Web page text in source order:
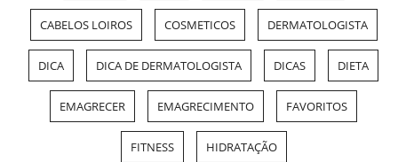
CABELOS LOIROS COSMETICOS DERMATOLOGISTA
DICA DICA DE DERMATOLOGISTA DICAS DIETA
EMAGRECER EMAGRECIMENTO FAVORITOS
FITNESS HIDRATAÇÃO